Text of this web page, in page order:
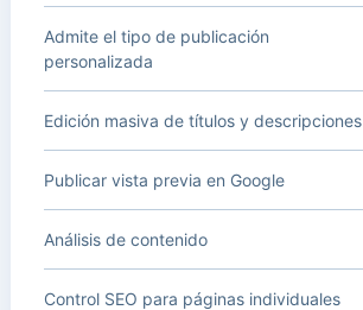
Admite el tipo de publicación
personalizada
Edición masiva de títulos y descripciones
Publicar vista previa en Google
Análisis de contenido
Control SEO para páginas individuales